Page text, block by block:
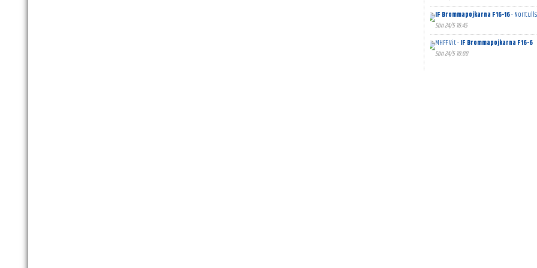
IF Brommapojkarna F16-16- Norrtulls
Sön 24/5 16:45
MHFF Vit -IF Brommapojkarna F16-6
Sön 24/5 10:00